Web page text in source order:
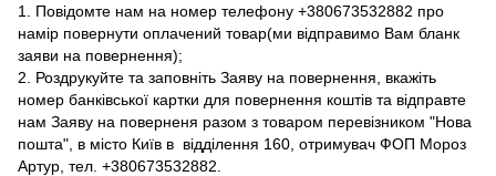
1. Повідомте нам на номер телефону +380673532882 про
намір повернути оплачений товар(ми відправимо Вам бланк
заяви на повернення);
2. Роздрукуйте та заповніть Заяву на повернення, вкажіть
номер банківської картки для повернення коштів та відправте
нам Заяву на поверненя разом з товаром перевізником "Нова
пошта", в місто Київ в відділення 160, отримувач ФОП Мороз
Артур, тел. +380673532882.